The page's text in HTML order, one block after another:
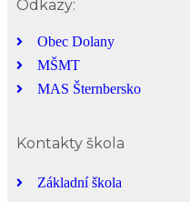
Odkazy:
Obec Dolany
MŠMT
MAS Šternbersko
Kontakty škola
Základní škola